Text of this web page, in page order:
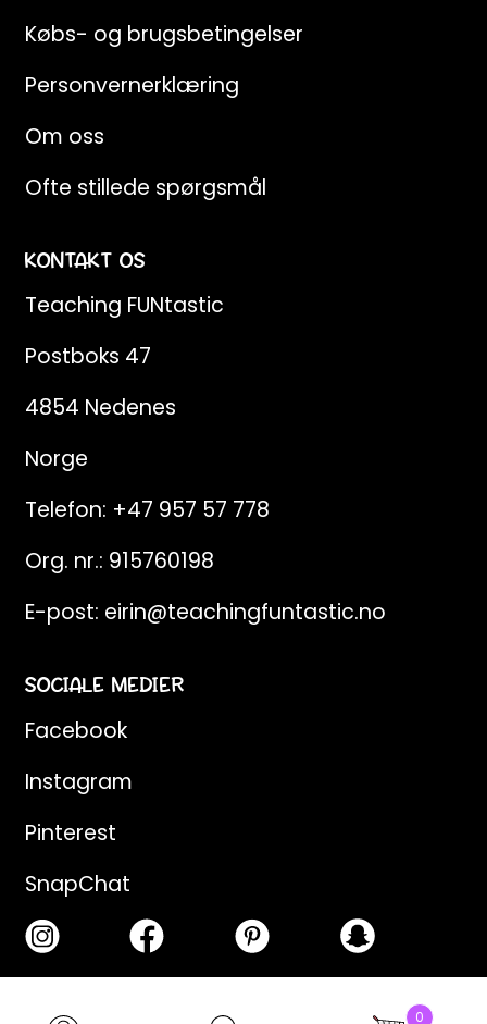
Købs- og brugsbetingelser
Personvernerklæring
Om oss
Ofte stillede spørgsmål
KONTAKT OS
Teaching FUNtastic
Postboks 47
4854 Nedenes
Norge
Telefon: +47 957 57 778
Org. nr.: 915760198
E-post: eirin@teachingfuntastic.no
SOCIALE MEDIER
Facebook
Instagram
Pinterest
SnapChat
Products 0